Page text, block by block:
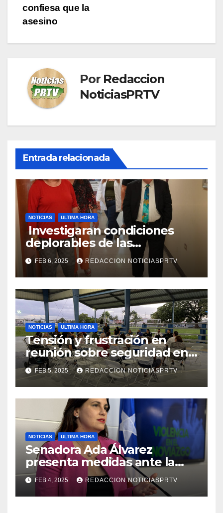
entradas
confiesa que la
asesino
Por Redaccion
NoticiasPRTV
Entrada relacionada
NOTICIAS ULTIMA HORA
Investigaran condiciones
deplorables de las
facilidades el Departamento
de la Salud en Mayagüez
FEB 6, 2025 REDACCION NOTICIASPRTV
NOTICIAS ULTIMA HORA
Tensión y frustración en
reunión sobre seguridad en
Reparto Metropolitano
FEB 5, 2025 REDACCION NOTICIASPRTV
NOTICIAS ULTIMA HORA
Senadora Ada Álvarez
presenta medidas ante la
violencia en el noviazgo
FEB 4, 2025 REDACCION NOTICIASPRTV